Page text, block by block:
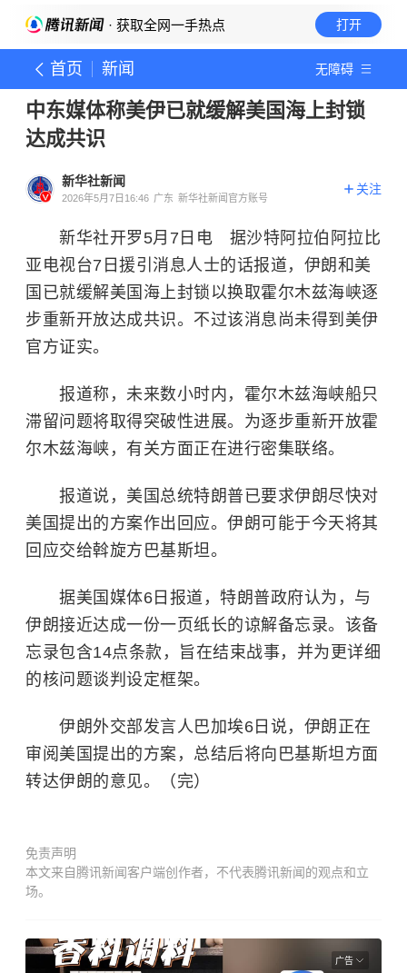
· 获取全网一手热点 打开
首页 新闻 无障碍
中东媒体称美伊已就缓解美国海上封锁
达成共识
新华社新闻
2026年5月7日16:46 广东 新华社新闻官方账号
关注
新华社开罗5月7日电 据沙特阿拉伯阿拉比
亚电视台7日援引消息人士的话报道，伊朗和美
国已就缓解美国海上封锁以换取霍尔木兹海峡逐
步重新开放达成共识。不过该消息尚未得到美伊
官方证实。
报道称，未来数小时内，霍尔木兹海峡船只
滞留问题将取得突破性进展。为逐步重新开放霍
尔木兹海峡，有关方面正在进行密集联络。
报道说，美国总统特朗普已要求伊朗尽快对
美国提出的方案作出回应。伊朗可能于今天将其
回应交给斡旋方 巴基斯坦。
据美国媒体6日报道，特朗普政府认为，与
伊朗接近达成一份一页纸长的谅解备忘录。该备
忘录包含14点条款，旨在结束战事，并为更详细
的核问题谈判设定框架。
伊朗外交部发言人巴加埃6日说，伊朗正在
审阅美国提出的方案，总结后将向巴基斯坦方面
转达伊朗的意见。（完）
免责声明
本文来自腾讯新闻客户端创作者，不代表腾讯新闻的观点和立
场。
广告